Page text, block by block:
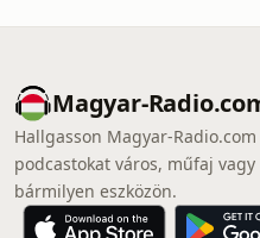
Magyar-
Hallgasson Magyar-
podcastokat város, műfaj
bármilyen eszközön.